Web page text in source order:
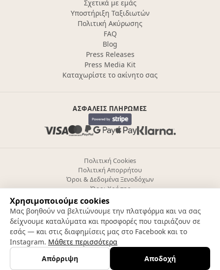
Φίλτρα Χάρτης
Σχετικά με εμάς
Υποστήριξη Ταξιδιωτών
Πολιτική Ακύρωσης
FAQ
Blog
Press Releases
Press Media Kit
Καταχωρίστε το ακίνητο σας
ΑΣΦΑΛΕΊΣ ΠΛΗΡΩΜΈΣ
Πολιτική Cookies
Πολιτική Απορρήτου
Όροι & Δεδομένα Ξενοδόχων
Όροι Χρήσης
Ρυθμίσεις cookies
Follow us
TWENTYONE WEST COAST TRVL STORIES ΙΚΕ ΓΕΜΗ:191601903000
Χρησιμοποιούμε cookies
Μας βοηθούν να βελτιώνουμε την πλατφόρμα και να σας
δείχνουμε καταλύματα και προσφορές που ταιριάζουν σε
εσάς — και στις διαφημίσεις μας στο Facebook και το
Instagram. Μάθετε περισσότερα
Απόρριψη
Αποδοχή